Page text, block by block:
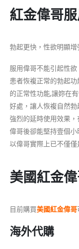
紅金偉哥
勃起更快，性欲明顯
服用偉哥不能引起性
患者恢複正常的勃起
的正常性功能,讓妳在
好處，讓人恢複自然
強烈的延時使用效果
偉哥後卻能堅持壹個
以偉哥實際上已不僅僅
美國紅金
目前購買美國紅金偉哥
海外代購